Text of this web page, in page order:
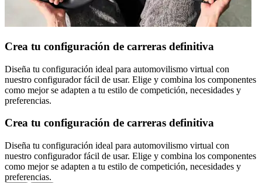
Crea tu configuración de carreras definitiva
Diseña tu configuración ideal para automovilismo virtual con
nuestro configurador fácil de usar. Elige y combina los componentes
como mejor se adapten a tu estilo de competición, necesidades y
preferencias.
Crea tu configuración de carreras definitiva
Diseña tu configuración ideal para automovilismo virtual con
nuestro configurador fácil de usar. Elige y combina los componentes
como mejor se adapten a tu estilo de competición, necesidades y
preferencias.